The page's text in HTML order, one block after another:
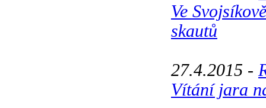
Ve
skautů
27.4.2015 -
Vítání jara